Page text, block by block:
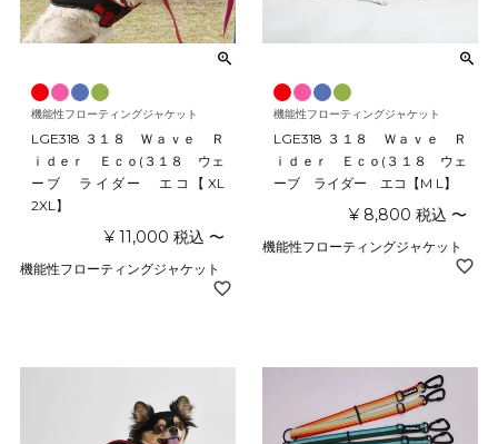
機能性フローティングジャケット
LGE318 ３１８ Ｗａｖｅ Ｒ
ｉｄｅｒ Ｅｃｏ(３１８ ウェ
ーブ ライダー エコ【XL
2XL】
¥ 11,000 税込 〜
機能性フローティングジャケット
機能性フローティングジャケット
LGE318 ３１８ Ｗａｖｅ Ｒ
ｉｄｅｒ Ｅｃｏ(３１８ ウェ
ーブ ライダー エコ【M L】
¥ 8,800 税込 〜
機能性フローティングジャケット